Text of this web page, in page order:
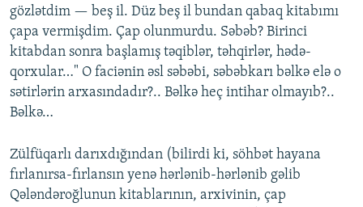
gözlətdim — beş il. Düz beş il bundan qabaq kitabımı
çapa vermişdim. Çap olunmurdu. Səbəb? Birinci
kitabdan sonra başlamış təqiblər, təhqirlər, hədə-
qorxular…" O faciənin əsl səbəbi, səbəbkarı bəlkə elə o
sətirlərin arxasındadır?.. Bəlkə heç intihar olmayıb?..
Bəlkə…
Zülfüqarlı darıxdığından (bilirdi ki, söhbət hayana
fırlanırsa-fırlansın yenə hərlənib-hərlənib gəlib
Qələndəroğlunun kitablarının, arxivinin, çap